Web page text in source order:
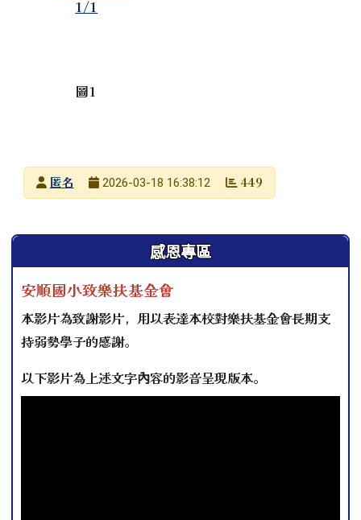
圖1
發布者
匿名
2026-03-18 16:38:12 449
左邊區域內容 感恩專區
安順國小致樂扶基金會
本影片為致謝影片，用以表達本校對樂扶基金會長期支
持弱勢學子的感謝。
以下影片為上述文字內容的影音呈現版本。